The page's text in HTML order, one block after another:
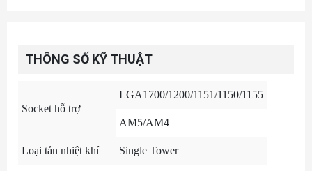
THÔNG SỐ KỸ THUẬT
Socket hỗ trợ
LGA1700/1200/1151/1150/1155
AM5/AM4
Loại tản nhiệt khí Single Tower